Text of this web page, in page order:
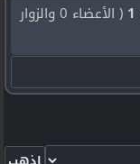
( الأعضاء 0 والزوار